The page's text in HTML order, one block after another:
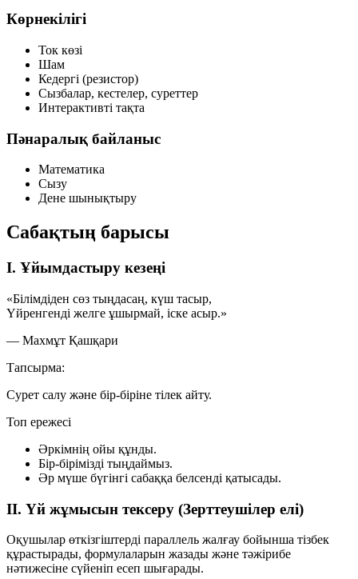
Көрнекілігі
Ток көзі
Шам
Кедергі (резистор)
Сызбалар, кестелер, суреттер
Интерактивті тақта
Пәнаралық байланыс
Математика
Сызу
Дене шынықтыру
Сабақтың барысы
I. Ұйымдастыру кезеңі
«Білімдіден сөз тыңдасаң, күш тасыр,
Үйренгенді желге ұшырмай, іске асыр.»
— Махмұт Қашқари
Тапсырма:
Сурет салу және бір-біріне тілек айту.
Топ ережесі
Әркімнің ойы құнды.
Бір-бірімізді тыңдаймыз.
Әр мүше бүгінгі сабаққа белсенді қатысады.
II. Үй жұмысын тексеру (Зерттеушілер елі)
Оқушылар өткізгіштерді параллель жалғау бойынша тізбек
құрастырады, формулаларын жазады және тәжірибе
нәтижесіне сүйеніп есеп шығарады.